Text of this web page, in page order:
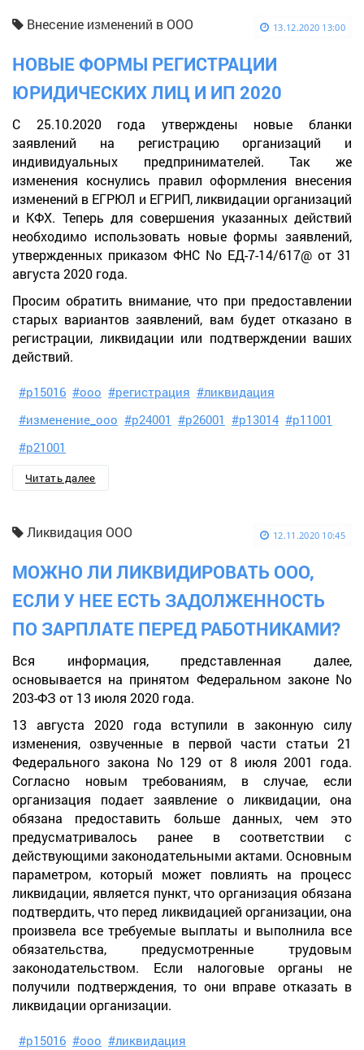
Внесение изменений в ООО 13.12.2020 13:00
НОВЫЕ ФОРМЫ РЕГИСТРАЦИИ
ЮРИДИЧЕСКИХ ЛИЦ И ИП 2020
С 25.10.2020 года утверждены новые бланки
заявлений на регистрацию организаций и
индивидуальных предпринимателей. Так же
изменения коснулись правил оформления внесения
изменений в ЕГРЮЛ и ЕГРИП, ликвидации организаций
и КФХ. Теперь для совершения указанных действий
необходимо использовать новые формы заявлений,
утвержденных приказом ФНС No ЕД-7-14/617@ от 31
августа 2020 года.
Просим обратить внимание, что при предоставлении
старых вариантов заявлений, вам будет отказано в
регистрации, ликвидации или подтверждении ваших
действий.
#р15016 #ооо #регистрация #ликвидация
#изменение_ооо #р24001 #р26001 #р13014 #р11001
#р21001
Читать далее
Ликвидация ООО 12.11.2020 10:45
МОЖНО ЛИ ЛИКВИДИРОВАТЬ ООО,
ЕСЛИ У НЕЕ ЕСТЬ ЗАДОЛЖЕННОСТЬ
ПО ЗАРПЛАТЕ ПЕРЕД РАБОТНИКАМИ?
Вся информация, представленная далее,
основывается на принятом Федеральном законе No
203-ФЗ от 13 июля 2020 года.
13 августа 2020 года вступили в законную силу
изменения, озвученные в первой части статьи 21
Федерального закона No 129 от 8 июля 2001 года.
Согласно новым требованиям, в случае, если
организация подает заявление о ликвидации, она
обязана предоставить больше данных, чем это
предусматривалось ранее в соответствии с
действующими законодательными актами. Основным
параметром, который может повлиять на процесс
ликвидации, является пункт, что организация обязана
подтвердить, что перед ликвидацией организации, она
произвела все требуемые выплаты и выполнила все
обязательства, предусмотренные трудовым
законодательством. Если налоговые органы не
получили подтверждения, то они вправе отказать в
ликвидации организации.
#р15016 #ооо #ликвидация